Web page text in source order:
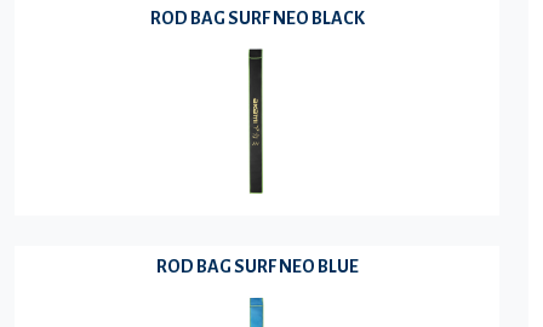
ROD BAG SURF NEO BLACK
ROD BAG SURF NEO BLUE